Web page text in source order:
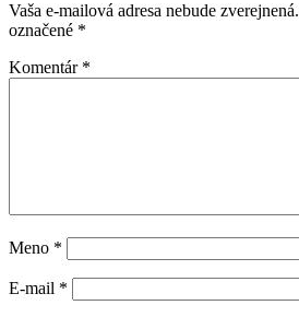
Vaša e-mailová adresa nebude zverejnená.
označené *
Komentár *
Meno *
E-mail *